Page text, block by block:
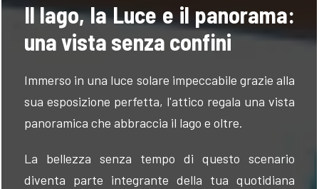
Il lago, la Luce e il panorama:
una vista senza confini
Immerso in una luce solare impeccabile grazie alla
sua esposizione perfetta, l'attico regala una vista
panoramica che abbraccia il lago e oltre.
La bellezza senza tempo di questo scenario
diventa parte integrante della tua quotidiana